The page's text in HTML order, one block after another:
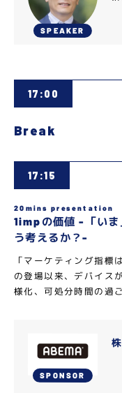
SPEAKER
17:00
Break
17:15
20mins presentation
1impの価値 -「いま
う考えるか？-
「マーケティング指標
の登場以来、デバイス
様化、可処分時間の過
SPONSOR